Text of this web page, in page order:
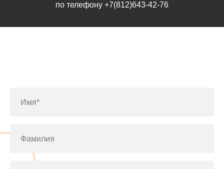
по телефону +7(812)643-42-76
Имя*
Фамилия